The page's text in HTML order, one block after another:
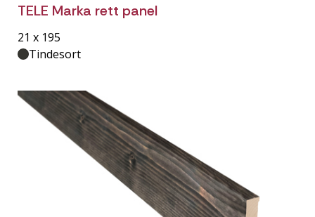
TELE Marka rett panel
21 x 195
Tindesort